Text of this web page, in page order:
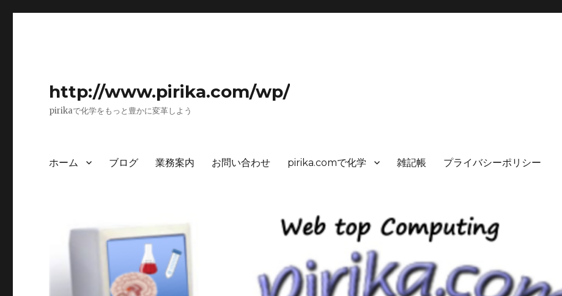
http://www.pirika.com/wp/
pirikaで化学をもっと豊かに変革しよう
ホーム ブログ 業務案内 お問い合わせ pirika.comで化学 雑記帳 プライバシーポリシー